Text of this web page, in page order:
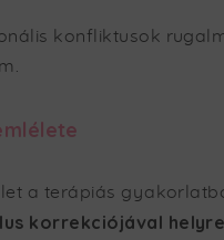
konfliktusok
a terápiás
korrekciójával